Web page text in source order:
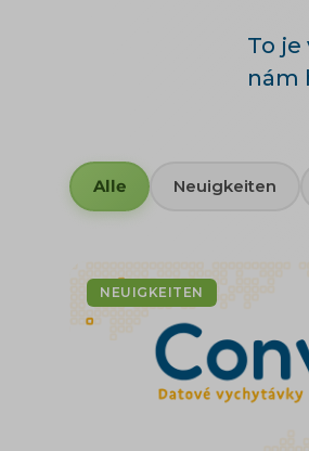
To je
nám
Alle Neuigkeiten
NEUIGKEITEN